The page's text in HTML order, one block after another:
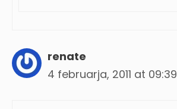
renate
4 februarja, 2011 at 09:39